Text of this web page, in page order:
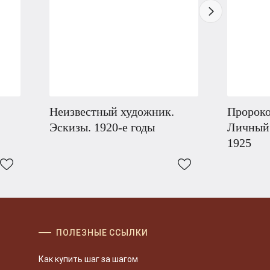
Неизвестный художник.
Эскизы. 1920-е годы
Личный
1925
ПОЛЕЗНЫЕ ССЫЛКИ
Как купить шаг за шагом